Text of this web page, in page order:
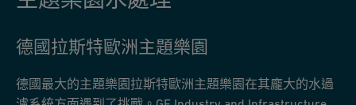
德國拉斯特歐洲主題樂園
德國最大的主題樂園拉斯特歐洲主題樂園在其龐大的水過